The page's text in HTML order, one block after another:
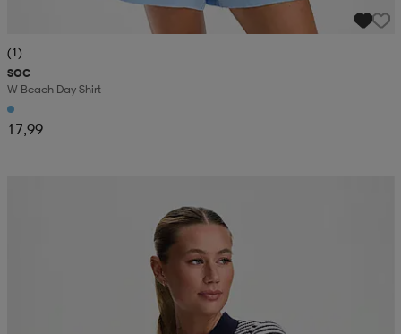
(1)
SOC
W Beach Day Shirt
17,99